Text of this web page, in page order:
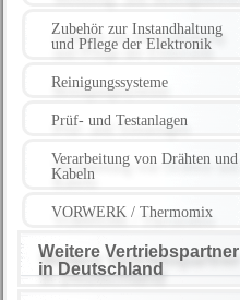
Zubehör zur Instandhaltung
und Pflege der Elektronik
Reinigungssysteme
Prüf- und Testanlagen
Verarbeitung von Drähten und
Kabeln
VORWERK / Thermomix
Weitere Vertriebspartner
in Deutschland